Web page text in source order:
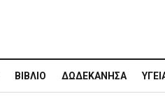
ΒΙΒΛΊΟ ΔΩΔΕΚΆΝΗΣΑ